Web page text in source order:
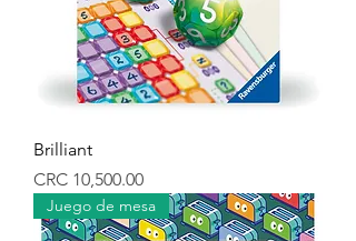
Brilliant
Precio
CRC 10,500.00
Juego de mesa